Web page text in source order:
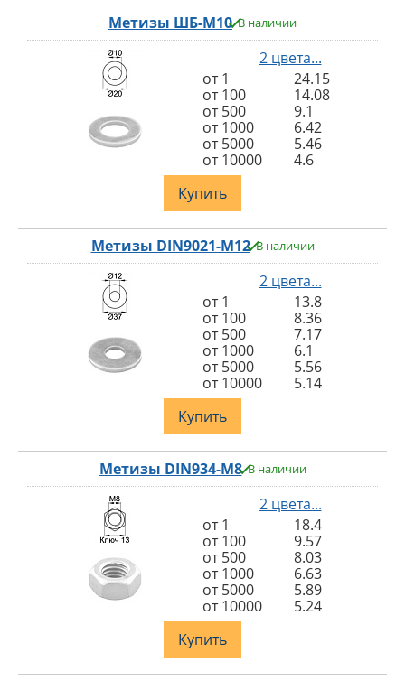
Метизы ШБ-М10 В наличии
2 цвета...
от 1
24.15
от 100
14.08
от 500
9.1
от 1000
6.42
от 5000
5.46
от 10000
4.6
Купить
Метизы DIN9021-M12 В наличии
2 цвета...
от 1
13.8
от 100
8.36
от 500
7.17
от 1000
6.1
от 5000
5.56
от 10000
5.14
Купить
Метизы DIN934-M8 В наличии
2 цвета...
от 1
18.4
от 100
9.57
от 500
8.03
от 1000
6.63
от 5000
5.89
от 10000
5.24
Купить